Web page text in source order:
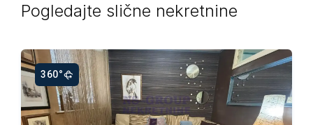
Pogledajte slične nekretnine
360°